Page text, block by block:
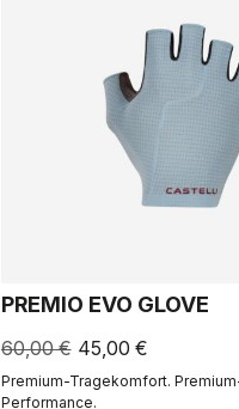
PREMIO EVO GLOVE
60,00 € 45,00 €
Premium-Tragekomfort.
Performance.